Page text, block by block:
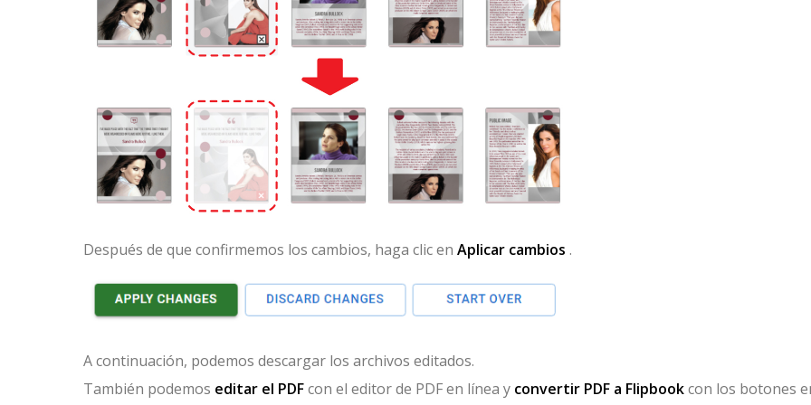
Después de que confirmemos los cambios, haga clic en Aplicar cambios .
A continuación, podemos descargar los archivos editados.
También podemos editar el PDFcon el editor de PDF en línea y convertir PDF a Flipbookcon los botones